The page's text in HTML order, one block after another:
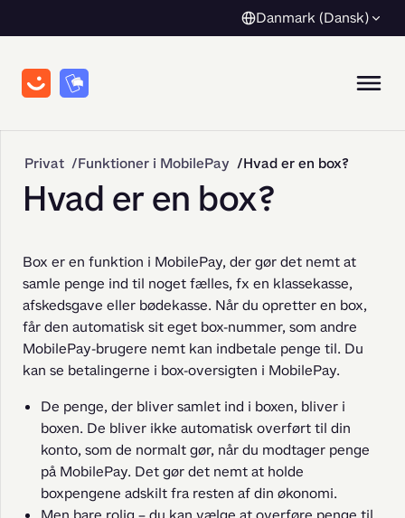
Danmark (Dansk)
Privat Funktioner i MobilePay Hvad er en box?
Hvad er en box?
Box er en funktion i MobilePay, der gør det nemt at
samle penge ind til noget fælles, fx en klassekasse,
afskedsgave eller bødekasse. Når du opretter en box,
får den automatisk sit eget box-nummer, som andre
MobilePay-brugere nemt kan indbetale penge til. Du
kan se betalingerne i box-oversigten i MobilePay.
De penge, der bliver samlet ind i boxen, bliver i
boxen. De bliver ikke automatisk overført til din
konto, som de normalt gør, når du modtager penge
på MobilePay. Det gør det nemt at holde
boxpengene adskilt fra resten af din økonomi.